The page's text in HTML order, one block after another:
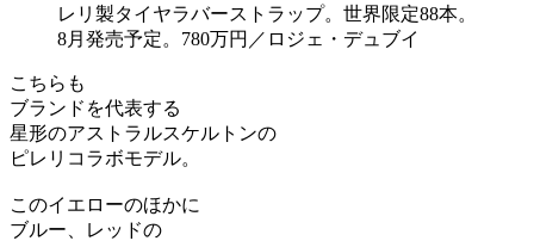
レリ製タイヤラバーストラップ。世界限定88本。
8月発売予定。780万円／ロジェ・デュブイ
こちらも
ブランドを代表する
星形のアストラルスケルトンの
ピレリコラボモデル。
このイエローのほかに
ブルー、レッドの